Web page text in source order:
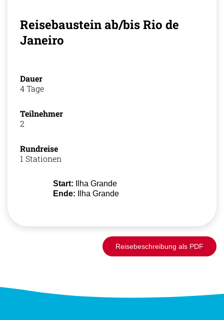
Reisebaustein ab/bis Rio de
Janeiro
Dauer
4 Tage
Teilnehmer
2
Rundreise
1 Stationen
Start: Ilha Grande
Ende: Ilha Grande
Reisebeschreibung als PDF